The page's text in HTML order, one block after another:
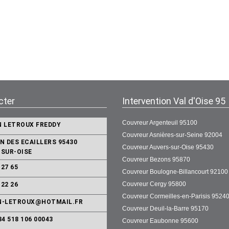
LETROUX FREDDY
DES ECAILLERS 95430
OISE
65
26
LETROUX@HOTMAIL.FR
518 106 00043
Intervention Val d'Oise 95
Couvreur Argenteuil 95100
Couvreur Asnières-sur-Seine 92004
Couvreur Auvers-sur-Oise 95430
Couvreur Bezons 95870
Couvreur Boulogne-Billancourt 92100
Couvreur Cergy 95800
Couvreur Cormeilles-en-Parisis 95240
Couvreur Deuil-la-Barre 95170
Couvreur Eaubonne 95600